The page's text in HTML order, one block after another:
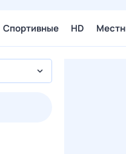
Спортивные HD